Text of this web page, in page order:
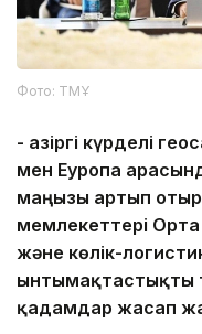
Фото: ТМҰ
- Қазіргі күрделі
мен Еуропа
маңызы артып
мемлекеттері Орта
және көлік-
ынтымақтастықты
қадамдар жасап